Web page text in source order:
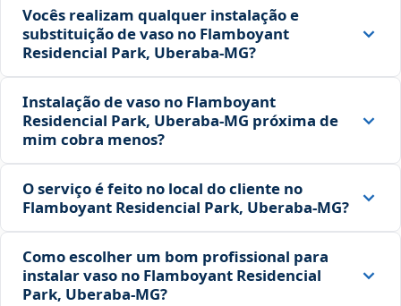
Vocês realizam qualquer instalação e
substituição de vaso no Flamboyant
Residencial Park, Uberaba‑MG?
Instalação de vaso no Flamboyant
Residencial Park, Uberaba‑MG próxima de
mim cobra menos?
O serviço é feito no local do cliente no
Flamboyant Residencial Park, Uberaba‑MG?
Como escolher um bom profissional para
instalar vaso no Flamboyant Residencial
Park, Uberaba‑MG?